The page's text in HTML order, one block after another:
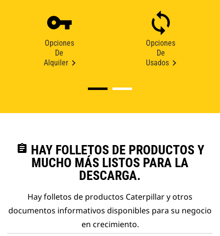
Opciones
De
Alquiler
Opciones
De
Usados
assignment HAY FOLLETOS DE PRODUCTOS Y
MUCHO MÁS LISTOS PARA LA
DESCARGA.
Hay folletos de productos Caterpillar y otros
documentos informativos disponibles para su negocio
en crecimiento.